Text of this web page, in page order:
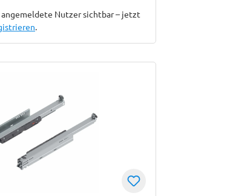
angemeldete Nutzer sichtbar – jetzt
.